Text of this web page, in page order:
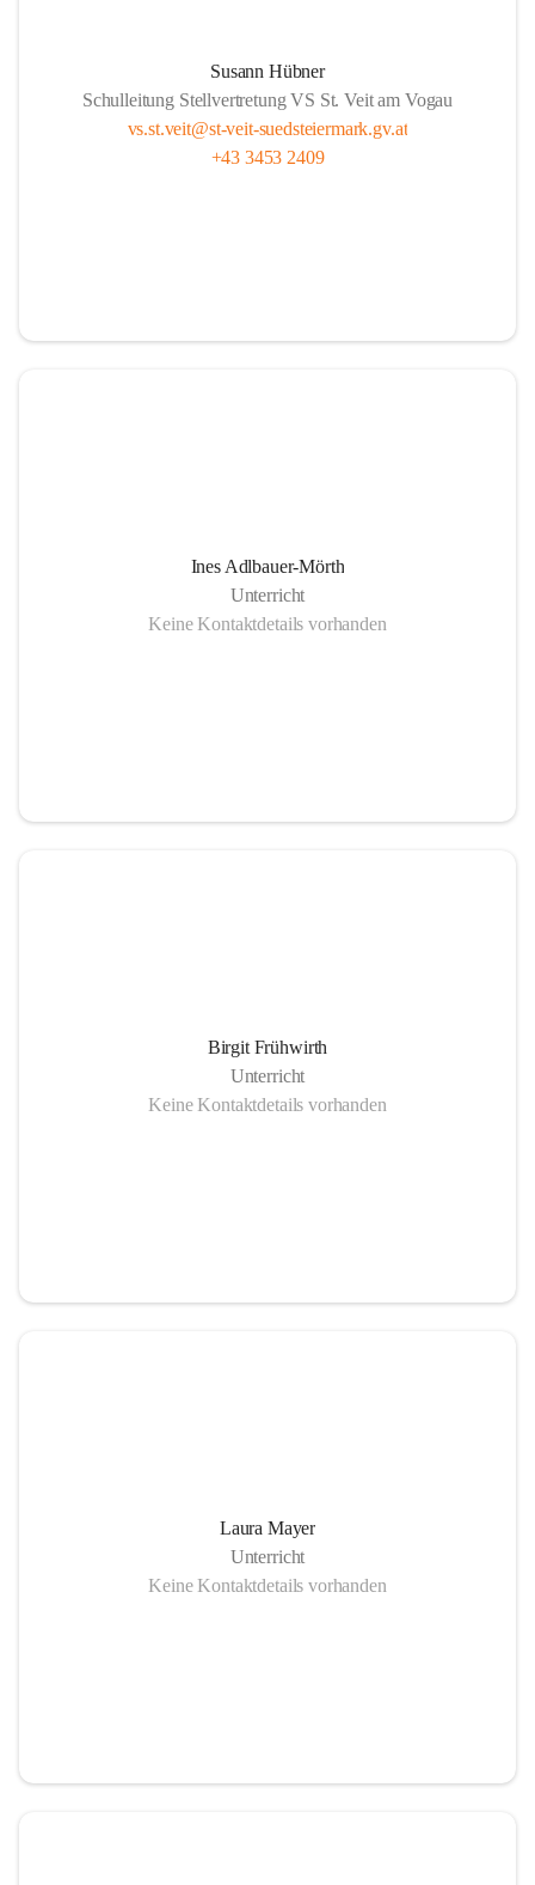
Susann Hübner
Schulleitung Stellvertretung VS St. Veit am Vogau
vs.st.veit@st-veit-suedsteiermark.gv.at
+43 3453 2409
Ines Adlbauer-Mörth
Unterricht
Keine Kontaktdetails vorhanden
Birgit Frühwirth
Unterricht
Keine Kontaktdetails vorhanden
Laura Mayer
Unterricht
Keine Kontaktdetails vorhanden